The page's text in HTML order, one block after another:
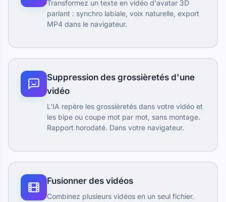
Transformez un texte en vidéo d'avatar 3D
parlant : synchro labiale, voix naturelle, export
MP4 dans le navigateur.
Suppression des grossièretés d'une
vidéo
L'IA repère les grossièretés dans votre vidéo et
les bipe ou coupe mot par mot, sans montage.
Rapport horodaté. Dans votre navigateur.
Fusionner des vidéos
Combinez plusieurs vidéos en un seul fichier.